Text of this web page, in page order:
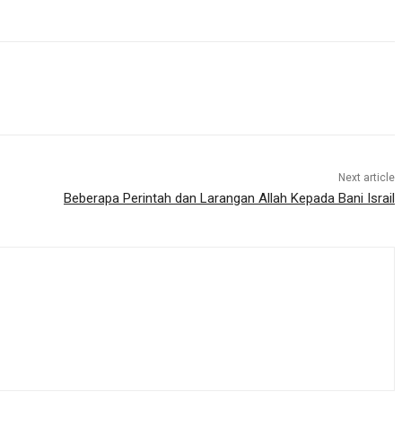
Next article
Beberapa Perintah dan Larangan Allah Kepada Bani Israil